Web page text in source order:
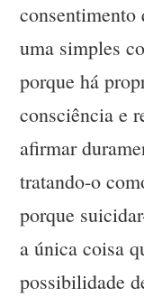
consentimento
uma simples
porque há
consciência e
afirmar
tratando-o
porque
a única coisa
possibilidade